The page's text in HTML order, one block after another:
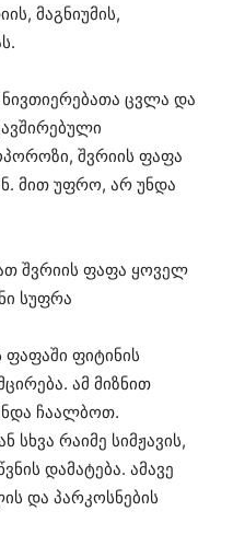
მაგნიუმის,
ცვლა და
შვრიის ფაფა
მით უფრო, არ უნდა
ფიტინის
ამ მიზნით
ჩაალბოთ.
სხვა რაიმე სიმჟავის,
დამატება. ამავე
და პარკოსნების